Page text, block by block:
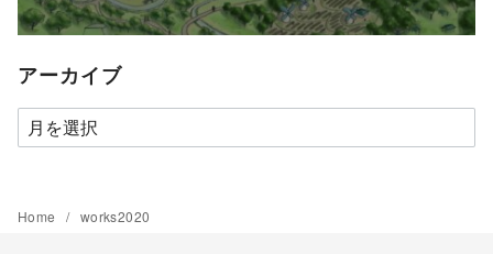
アーカイブ
ア
ー
イ
Home works2020